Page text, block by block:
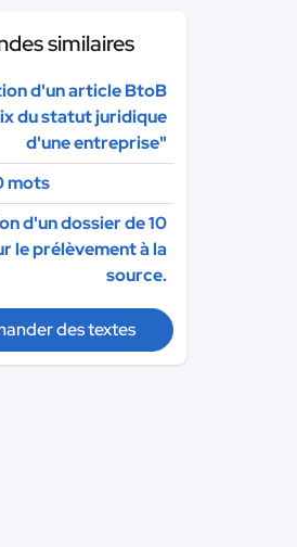
similaires
d'un article BtoB
du statut juridique
d'une entreprise"
mots
d'un dossier de 10
le prélèvement à la
source.
des textes